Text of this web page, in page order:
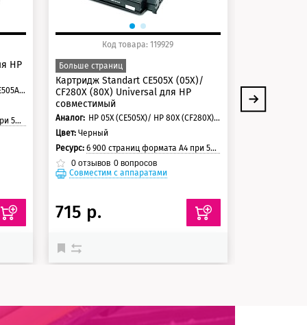
HP
HP 80A (CF280A)/ HP 05A (CE505A)/ Canon 719
Код товара: 119929
Больше страниц
Картридж Standart CE505X (05X)/
CF280X (80X) Universal для HP
совместимый
Аналог:
HP 05X (CE505X)/ HP 80X (CF280X)/ HP 05L (CE505L)/ Canon 719H/ 719/С-EXV40
Цвет: Черный
Ресурс: 6 900 страниц формата А4 при 5% заполнении страницы
0отзывов 0вопросов
Совместим с аппаратами
715 р.
Ресурс: